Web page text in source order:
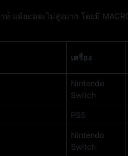
แม้ยอดจะไม่สูงมาก โดยมี
เครื่อง
Nintendo
Switch
PS5
Nintendo
Switch